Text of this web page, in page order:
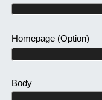
Homepage(Option)
Body